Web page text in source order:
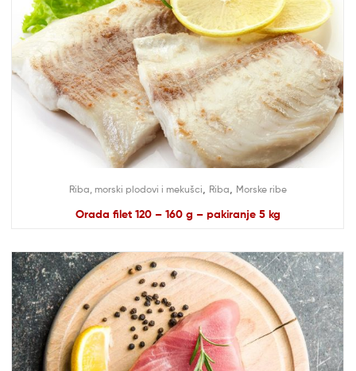
Riba, morski plodovi i mekušci Riba Morske ribe
Orada filet 120 – 160 g – pakiranje 5 kg